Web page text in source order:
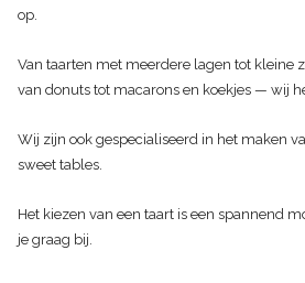
op.
Van taarten met meerdere lagen tot kleine
van donuts tot macarons en koekjes — wij
Wij zijn ook gespecialiseerd in het maken
sweet tables.
Het kiezen van een taart is een spannend
je graag bij.